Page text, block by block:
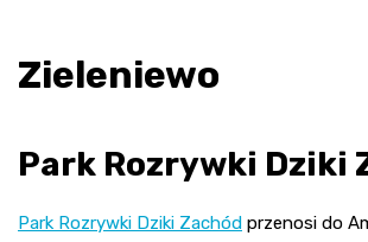
Zieleniewo
Park Rozrywki Dziki
Park Rozrywki Dziki Zachód przenosi do